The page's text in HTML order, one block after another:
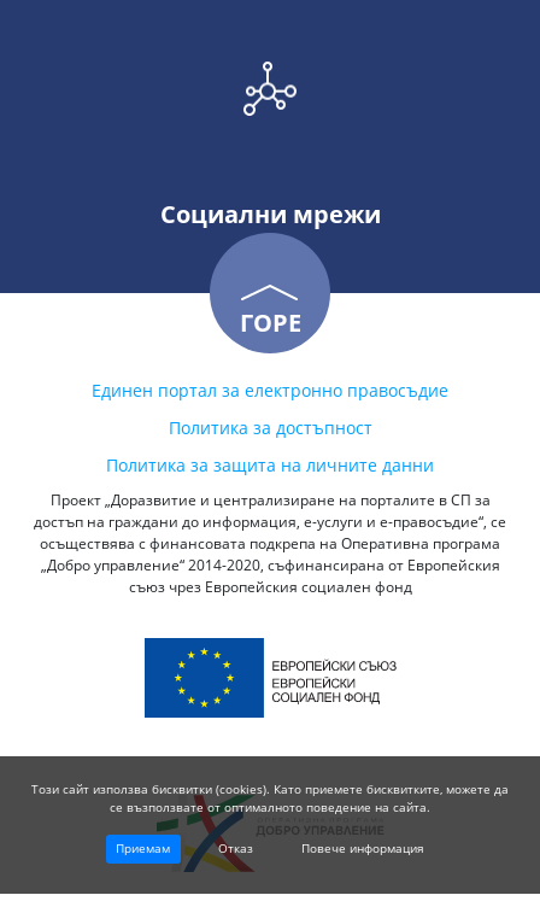
Социални мрежи
ГОРЕ
Единен портал за електронно правосъдие
Политика за достъпност
Политика за защита на личните данни
Проект „Доразвитие и централизиране на порталите в СП за
достъп на граждани до информация, е-услуги и е-правосъдие“, се
осъществява с финансовата подкрепа на Оперативна програма
„Добро управление“ 2014-2020, съфинансирана от Европейския
съюз чрез Европейския социален фонд
Този сайт използва бисквитки (cookies). Като приемете бисквитките, можете да
се възползвате от оптималното поведение на сайта.
Приемам Отказ Повече информация